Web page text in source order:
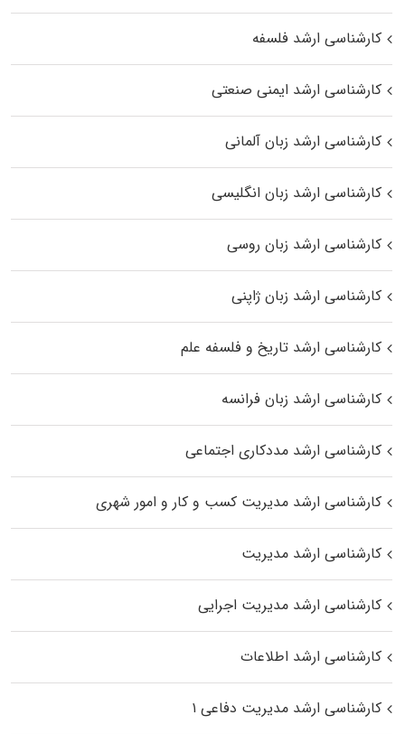
کارشناسی ارشد فلسفه
کارشناسی ارشد ایمنی صنعتی
کارشناسی ارشد زبان آلمانی
کارشناسی ارشد زبان انگلیسی
کارشناسی ارشد زبان روسی
کارشناسی ارشد زبان ژاپنی
کارشناسی ارشد تاریخ و فلسفه علم
کارشناسی ارشد زبان فرانسه
کارشناسی ارشد مددکاری اجتماعی
کارشناسی ارشد مدیریت کسب و کار و امور شهری
کارشناسی ارشد مدیریت
کارشناسی ارشد مدیریت اجرایی
کارشناسی ارشد اطلاعات
کارشناسی ارشد مدیریت دفاعی ۱